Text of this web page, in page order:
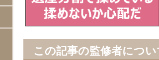
この記事の監修者につい